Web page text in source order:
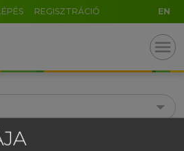
REGISZTRÁCIÓ EN
menu